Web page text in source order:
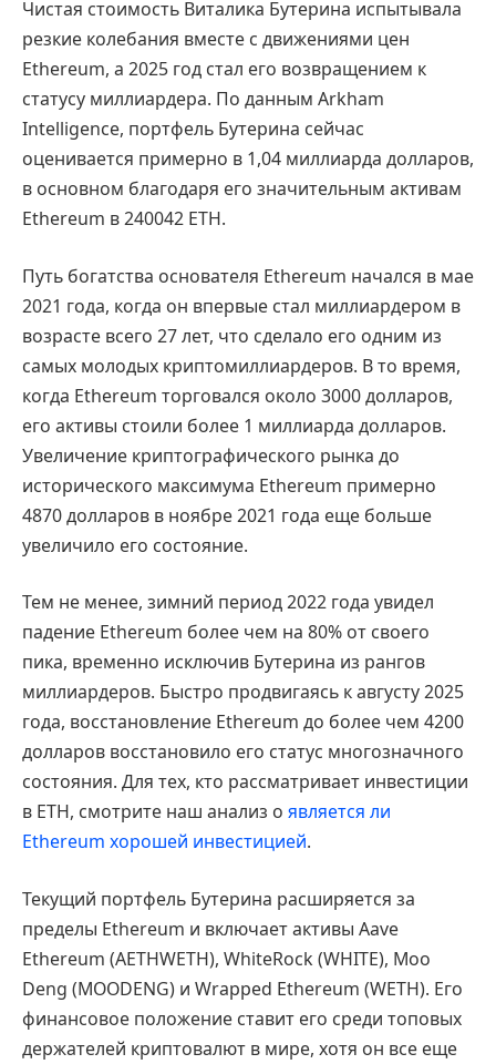
Чистая стоимость Виталика Бутерина испытывала
резкие колебания вместе с движениями цен
Ethereum, а 2025 год стал его возвращением к
статусу миллиардера. По данным Arkham
Intelligence, портфель Бутерина сейчас
оценивается примерно в 1,04 миллиарда долларов,
в основном благодаря его значительным активам
Ethereum в 240042 ETH.
Путь богатства основателя Ethereum начался в мае
2021 года, когда он впервые стал миллиардером в
возрасте всего 27 лет, что сделало его одним из
самых молодых криптомиллиардеров. В то время,
когда Ethereum торговался около 3000 долларов,
его активы стоили более 1 миллиарда долларов.
Увеличение криптографического рынка до
исторического максимума Ethereum примерно
4870 долларов в ноябре 2021 года еще больше
увеличило его состояние.
Тем не менее, зимний период 2022 года увидел
падение Ethereum более чем на 80% от своего
пика, временно исключив Бутерина из рангов
миллиардеров. Быстро продвигаясь к августу 2025
года, восстановление Ethereum до более чем 4200
долларов восстановило его статус многозначного
состояния. Для тех, кто рассматривает инвестиции
в ETH, смотрите наш анализ о является ли
Ethereum хорошей инвестицией.
Текущий портфель Бутерина расширяется за
пределы Ethereum и включает активы Aave
Ethereum (AETHWETH), WhiteRock (WHITE), Moo
Deng (MOODENG) и Wrapped Ethereum (WETH). Его
финансовое положение ставит его среди топовых
держателей криптовалют в мире, хотя он все еще